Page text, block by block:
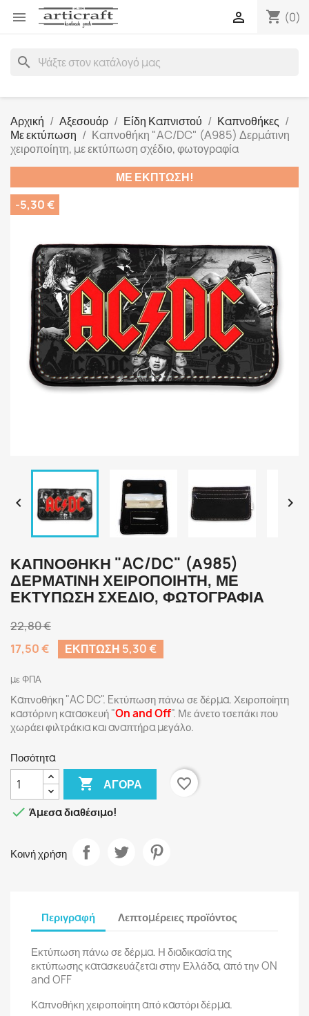
 shopping_cart (0)

search
Αρχική Αξεσουάρ Είδη Καπνιστού
Καπνοθήκες
Με εκτύπωση
Καπνοθήκη "AC/DC" (Α985) Δερμάτινη
χειροποίητη, με εκτύπωση σχέδιο, φωτογραφία
ΜΕ ΈΚΠΤΩΣΗ!
-5,30 €
 
ΚΑΠΝΟΘΉΚΗ "AC/DC" (Α985)
ΔΕΡΜΆΤΙΝΗ ΧΕΙΡΟΠΟΊΗΤΗ, ΜΕ
ΕΚΤΎΠΩΣΗ ΣΧΈΔΙΟ, ΦΩΤΟΓΡΑΦΊΑ
22,80 €
17,50 €
ΈΚΠΤΩΣΗ 5,30 €
με ΦΠΑ
Καπνοθήκη "AC DC". Eκτύπωση πάνω σε δέρμα. Χειροποίητη
καστόρινη κατασκευή "On and Off". Με άνετο τσεπάκι που
χωράει φιλτράκια και αναπτήρα μεγάλο.
Ποσότητα
 ΑΓΟΡΆ
favorite_border
 Άμεσα διαθέσιμο!
Κοινή χρήση
Περιγραφή Λεπτομέρειες προϊόντος
Εκτύπωση πάνω σε δέρμα. Η διαδικασία της
εκτύπωσης κατασκευάζεται στην Ελλάδα, από την ON
and OFF
Καπνοθήκη χειροποίητη από καστόρι δέρμα.